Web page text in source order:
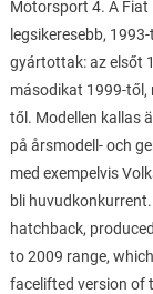
Motorsport 4. A
legsikeresebb,
gyártottak: az elsőt
másodikat 1999-től,
től. Modellen kallas
på årsmodell- och
med exempelvis
bli
hatchback,
to 2009 range,
facelifted version of